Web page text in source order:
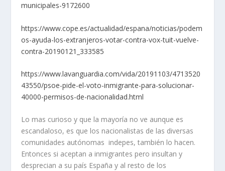
municipales-9172600
https://www.cope.es/actualidad/espana/noticias/podem
os-ayuda-los-extranjeros-votar-contra-vox-tuit-vuelve-
contra-20190121_333585
https://www.lavanguardia.com/vida/20191103/4713520
43550/psoe-pide-el-voto-inmigrante-para-solucionar-
40000-permisos-de-nacionalidad.html
Lo mas curioso y que la mayoría no ve aunque es
escandaloso, es que los nacionalistas de las diversas
comunidades autónomas indepes, también lo hacen.
Entonces si aceptan a inmigrantes pero insultan y
desprecian a su país España y al resto de los